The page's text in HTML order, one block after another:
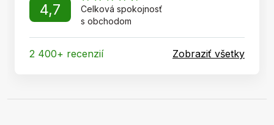
4,7
Celková spokojnosť
s obchodom
2 400+ recenzií Zobraziť všetky